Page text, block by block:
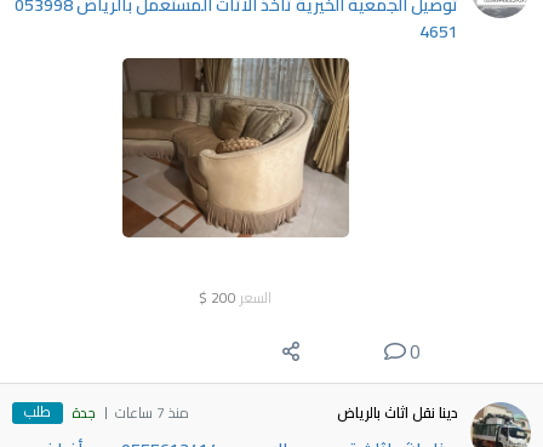
4651
السعر 200
$
0
دينا نقل اثاث بالرياض منذ 7 ساعات جدة طلب